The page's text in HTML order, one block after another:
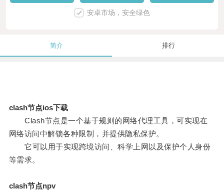
安卓市场，安全绿色
简介 排行
clash节点ios下载
Clash节点是一个基于规则的网络代理工具，可实现在
网络访问中解锁各种限制，并提供隐私保护。
它可以用于实现跨境访问、科学上网以及保护个人身份
等需求。
clash节点npv